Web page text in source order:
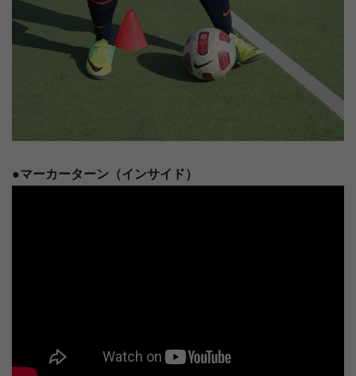
●マーカーターン（インサイド）